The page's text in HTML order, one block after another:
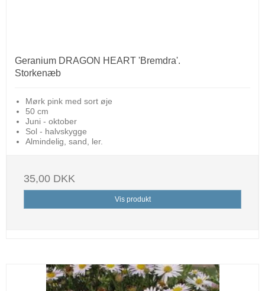
Geranium DRAGON HEART 'Bremdra'.
Storkenæb
Mørk pink med sort øje
50 cm
Juni - oktober
Sol - halvskygge
Almindelig, sand, ler.
35,00 DKK
Vis produkt